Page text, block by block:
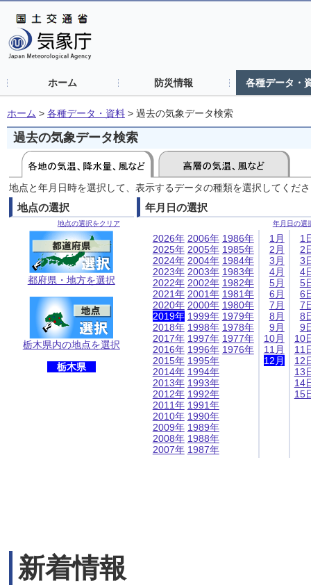
ホーム 防災情報 各種データ・
ホーム > 各種データ・資料 > 過去の気象データ検索
過去の気象データ検索
地点と年月日時を選択して、表示するデータの種類を選択してくだ
地点の選択
地点の選択をクリア
都府県・地方を選択
栃木県内の地点を選択
栃木県
年月日の選択
年月日の選
2026年
2025年
2024年
2023年
2022年
2021年
2020年
2019年
2018年
2017年
2016年
2015年
2014年
2013年
2012年
2011年
2010年
2009年
2008年
2007年
2006年
2005年
2004年
2003年
2002年
2001年
2000年
1999年
1998年
1997年
1996年
1995年
1994年
1993年
1992年
1991年
1990年
1989年
1988年
1987年
1986年
1985年
1984年
1983年
1982年
1981年
1980年
1979年
1978年
1977年
1976年
1月
2月
3月
4月
5月
6月
7月
8月
9月
10月
11月
12月
1
2
3
4
5
6
7
8
9
10
11
12
13
14
15
新着情報